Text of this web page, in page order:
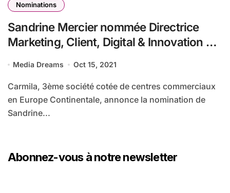
Nominations
Sandrine Mercier nommée Directrice
Marketing, Client, Digital & Innovation de
Media Dreams Oct 15, 2021
Carmila, 3ème société cotée de centres commerciaux
en Europe Continentale, annonce la nomination de
Sandrine...
Abonnez-vous à notre newsletter